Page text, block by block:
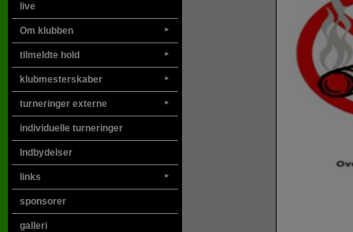
live
►
Om klubben
►
tilmeldte hold
►
klubmesterskaber
►
turneringer externe
individuelle turneringer
Indbydelser
►
links
sponsorer
galleri